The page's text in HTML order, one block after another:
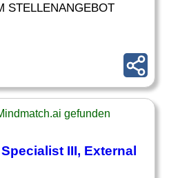
STELLENANGEBOT
gefunden
III, External